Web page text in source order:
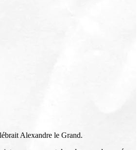
Alexandre le Grand.